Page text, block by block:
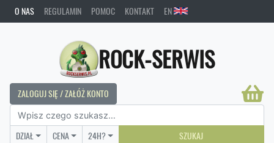
O NAS REGULAMIN POMOC KONTAKT EN
ROCK-SERWIS
ZALOGUJ SIĘ / ZAŁÓŻ KONTO
DZIAŁ CENA 24H? SZUKAJ